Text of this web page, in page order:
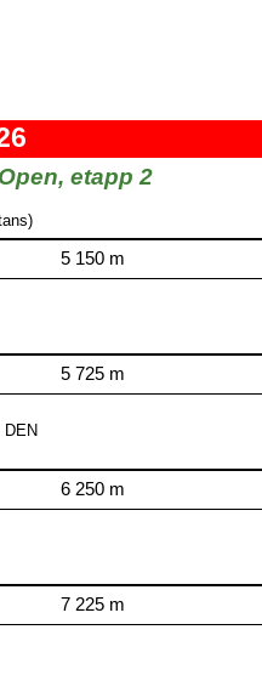
etapp 2
5 150 m
5 725 m
DEN
6 250 m
7 225 m